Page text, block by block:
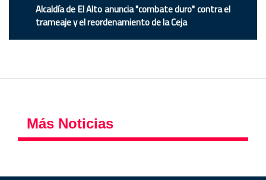
Alcaldía de El Alto anuncia "combate duro" contra el
trameaje y el reordenamiento de la Ceja
Más Noticias